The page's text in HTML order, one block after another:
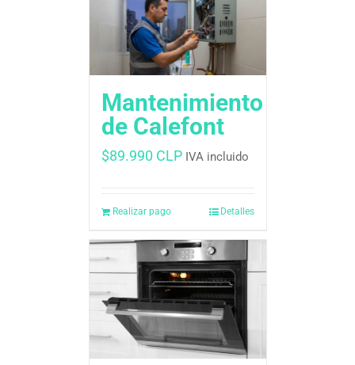
Mantenimiento
de Calefont
$89.990 CLP IVA incluido
Realizar pago Detalles